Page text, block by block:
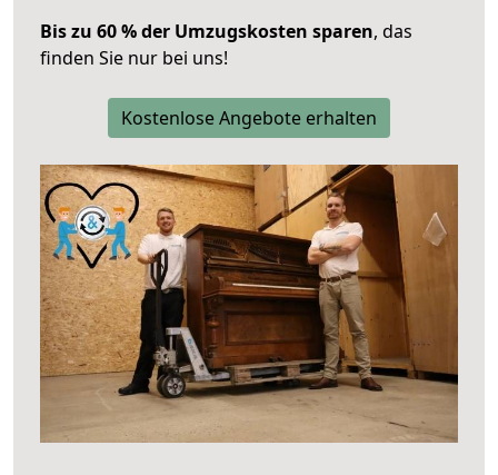
Bis zu 60 % der Umzugskosten sparen, das
finden Sie nur bei uns!
Kostenlose Angebote erhalten